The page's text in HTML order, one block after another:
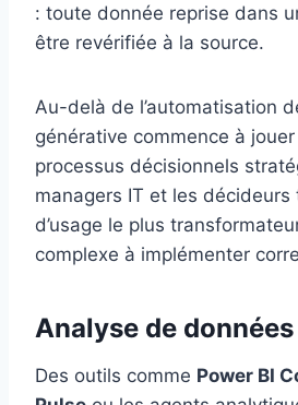
: toute donnée reprise dans
être revérifiée à la source.
Au-delà de l’automatisation
générative commence à
processus décisionnels
managers IT et les décideurs
d’usage le plus
complexe à implémenter
Analyse de
Des outils comme Power BI